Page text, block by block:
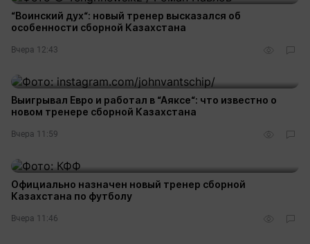
“Воинский дух“: новый тренер высказался об
особенности сборной Казахстана
Вчера 12:43
Выигрывал Евро и работал в “Аяксе“: что известно о
новом тренере сборной Казахстана
Вчера 11:59
Официально назначен новый тренер сборной
Казахстана по футболу
Вчера 11:46